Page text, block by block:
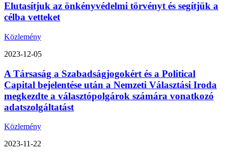
Elutasítjuk az önkényvédelmi törvényt és segítjük a
célba vetteket
Közlemény
2023-12-05
A Társaság a Szabadságjogokért és a Political
Capital bejelentése után a Nemzeti Választási Iroda
megkezdte a választópolgárok számára vonatkozó
adatszolgáltatást
Közlemény
2023-11-22